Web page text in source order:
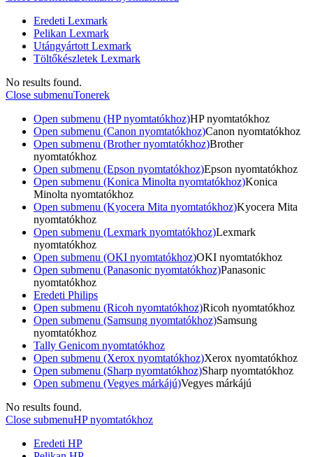
Eredeti Lexmark
Pelikan Lexmark
Utángyártott Lexmark
Töltőkészletek Lexmark
No results found.
Close submenuTonerek
Open submenu (HP nyomtatókhoz)HP nyomtatókhoz
Open submenu (Canon nyomtatókhoz)Canon nyomtatókhoz
Open submenu (Brother nyomtatókhoz)Brother
nyomtatókhoz
Open submenu (Epson nyomtatókhoz)Epson nyomtatókhoz
Open submenu (Konica Minolta nyomtatókhoz)Konica
Minolta nyomtatókhoz
Open submenu (Kyocera Mita nyomtatókhoz)Kyocera Mita
nyomtatókhoz
Open submenu (Lexmark nyomtatókhoz)Lexmark
nyomtatókhoz
Open submenu (OKI nyomtatókhoz)OKI nyomtatókhoz
Open submenu (Panasonic nyomtatókhoz)Panasonic
nyomtatókhoz
Eredeti Philips
Open submenu (Ricoh nyomtatókhoz)Ricoh nyomtatókhoz
Open submenu (Samsung nyomtatókhoz)Samsung
nyomtatókhoz
Tally Genicom nyomtatókhoz
Open submenu (Xerox nyomtatókhoz)Xerox nyomtatókhoz
Open submenu (Sharp nyomtatókhoz)Sharp nyomtatókhoz
Open submenu (Vegyes márkájú)Vegyes márkájú
No results found.
Close submenuHP nyomtatókhoz
Eredeti HP